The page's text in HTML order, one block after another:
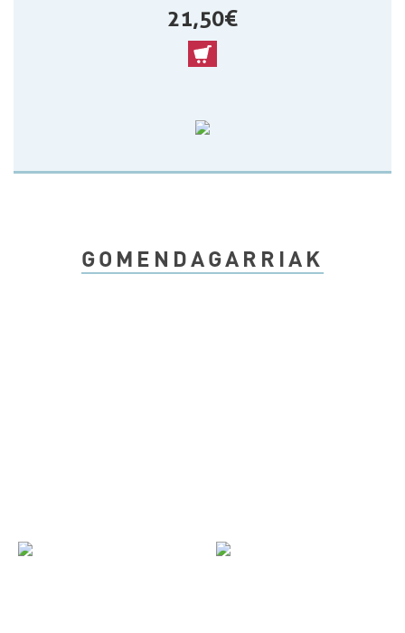
21,50 €
GOMENDAGARRIAK